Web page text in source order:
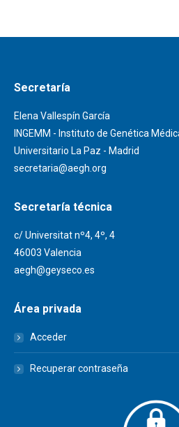
Secretaría
Elena Vallespín García
INGEMM - Instituto de Genética
Universitario La Paz - Madrid
secretaria@aegh.org
Secretaría técnica
c/ Universitat nº4, 4º, 4
46003 Valencia
aegh@geyseco.es
Área privada
Acceder
Recuperar contraseña